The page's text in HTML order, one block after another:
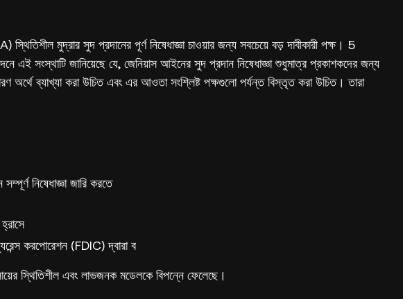
মুদ্রার সুদ প্রদানের পূর্ণ নিষেধাজ্ঞা চাওয়ার জন্য সবচেয়ে বড় দাবীকারী পক্ষ। 5
এই সংস্থাটি জানিয়েছে যে, জেনিয়াস আইনের সুদ প্রদান নিষেধাজ্ঞা শুধুমাত্র প্রকাশকদের জন্য
অর্থে ব্যাখ্যা করা উচিত এবং এর আওতা সংশ্লিষ্ট পক্ষগুলো পর্যন্ত বিস্তৃত করা উচিত। তারা
নিষেধাজ্ঞা জারি করতে
করপোরেশন (FDIC) দ্বারা ব
স্থিতিশীল এবং লাভজনক মডেলকে বিপন্নে ফেলেছে।